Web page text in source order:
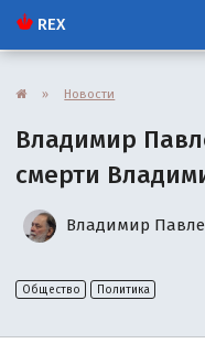
REX
» Новости
Владимир
смерти
Владимир
Общество Политика